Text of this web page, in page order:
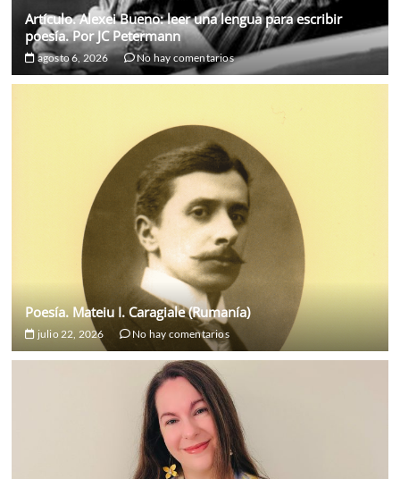
Artículo. Alexei Bueno: leer una lengua para escribir
poesía. Por JC Petermann
agosto 6, 2026 No hay comentarios
Poesía. Mateiu I. Caragiale (Rumanía)
julio 22, 2026 No hay comentarios